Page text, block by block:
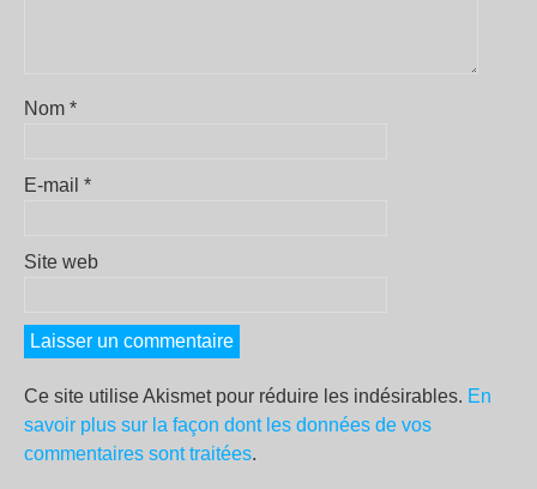
Nom *
E-mail *
Site web
Ce site utilise Akismet pour réduire les indésirables. En
savoir plus sur la façon dont les données de vos
commentaires sont traitées.